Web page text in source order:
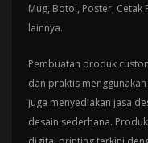
Mug, Botol, Poster,
lainnya.
Pembuatan produk
dan praktis
juga menyediakan jasa
desain sederhana.